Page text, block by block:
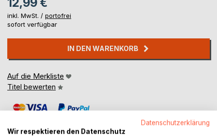
inkl. MwSt. / portofrei
sofort verfügbar
IN DEN WARENKORB
Auf die Merkliste
Titel bewerten
Datenschutzerklärung
Wir respektieren den Datenschutz